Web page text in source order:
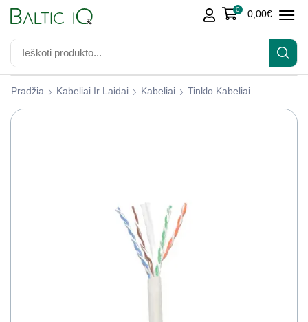
0 0,00€
Pradžia Kabeliai Ir Laidai Kabeliai Tinklo Kabeliai